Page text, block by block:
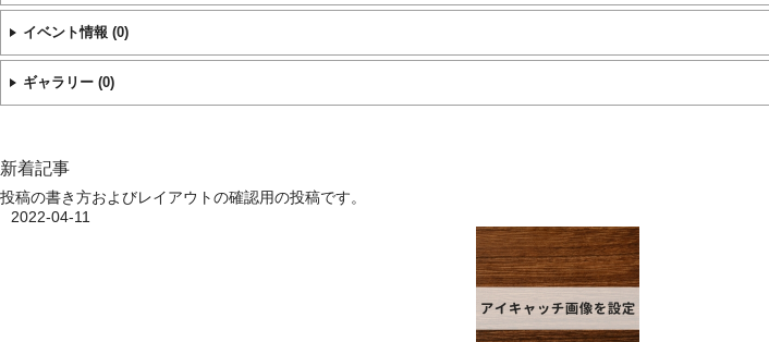
イベント情報 (0)
ギャラリー (0)
新着記事
投稿の書き方およびレイアウトの確認用の投稿です。
2022-04-11